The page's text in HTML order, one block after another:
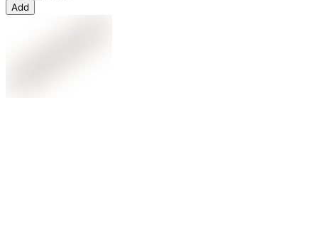
Add